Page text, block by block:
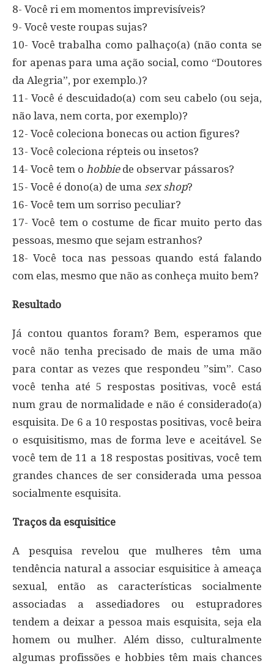
8- Você ri em momentos imprevisíveis?
9- Você veste roupas sujas?
10- Você trabalha como palhaço(a) (não conta se
for apenas para uma ação social, como “Doutores
da Alegria”, por exemplo.)?
11- Você é descuidado(a) com seu cabelo (ou seja,
não lava, nem corta, por exemplo)?
12- Você coleciona bonecas ou action figures?
13- Você coleciona répteis ou insetos?
14- Você tem o hobbiede observar pássaros?
15- Você é dono(a) de uma sex shop?
16- Você tem um sorriso peculiar?
17- Você tem o costume de ficar muito perto das
pessoas, mesmo que sejam estranhos?
18- Você toca nas pessoas quando está falando
com elas, mesmo que não as conheça muito bem?
Resultado
Já contou quantos foram? Bem, esperamos que
você não tenha precisado de mais de uma mão
para contar as vezes que respondeu ”sim”. Caso
você tenha até 5 respostas positivas, você está
num grau de normalidade e não é considerado(a)
esquisita. De 6 a 10 respostas positivas, você beira
o esquisitismo, mas de forma leve e aceitável. Se
você tem de 11 a 18 respostas positivas, você tem
grandes chances de ser considerada uma pessoa
socialmente esquisita.
Traços da esquisitice
A pesquisa revelou que mulheres têm uma
tendência natural a associar esquisitice à ameaça
sexual, então as características socialmente
associadas a assediadores ou estupradores
tendem a deixar a pessoa mais esquisita, seja ela
homem ou mulher. Além disso, culturalmente
algumas profissões e hobbies têm mais chances